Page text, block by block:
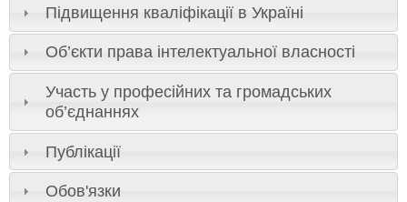
Підвищення кваліфікації в Україні
Об’єкти права інтелектуальної власності
Участь у професійних та громадських
об’єднаннях
Публікації
Обов'язки